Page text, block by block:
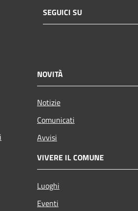
SEGUICI SU
NOVITÀ
Notizie
Comunicati
Avvisi
VIVERE IL COMUNE
Luoghi
Eventi